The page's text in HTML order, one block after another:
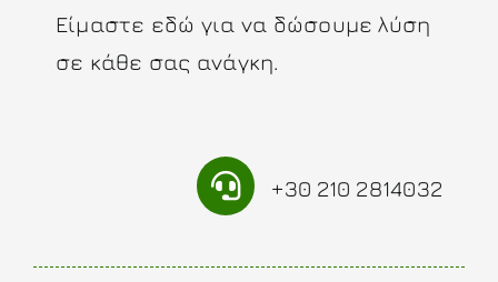
Είμαστε εδώ για να δώσουμε λύση
σε κάθε σας ανάγκη.
+30 210 2814032